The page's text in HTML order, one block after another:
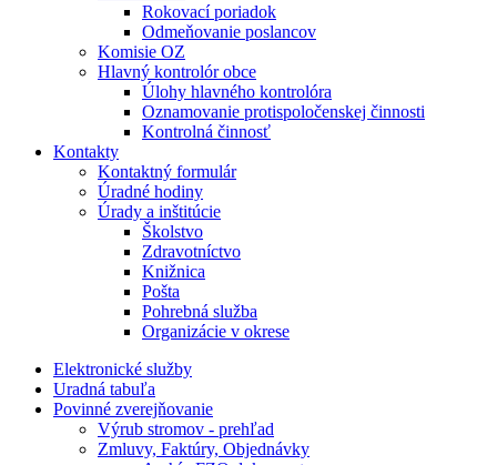
Rokovací poriadok
Odmeňovanie poslancov
Komisie OZ
Hlavný kontrolór obce
Úlohy hlavného kontrolóra
Oznamovanie protispoločenskej činnosti
Kontrolná činnosť
Kontakty
Kontaktný formulár
Úradné hodiny
Úrady a inštitúcie
Školstvo
Zdravotníctvo
Knižnica
Pošta
Pohrebná služba
Organizácie v okrese
Elektronické služby
Uradná tabuľa
Povinné zverejňovanie
Výrub stromov - prehľad
Zmluvy, Faktúry, Objednávky